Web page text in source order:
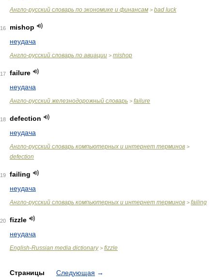
Англо-русский словарь по экономике и финансам > bad luck
16
mishop
неудача
Англо-русский словарь по авиации > mishop
17
failure
неудача
Англо-русский железнодорожный словарь > failure
18
defection
неудача
Англо-русский словарь компьютерных и интернет терминов >
defection
19
failing
неудача
Англо-русский словарь компьютерных и интернет терминов > failing
20
fizzle
неудача
English-Russian media dictionary> fizzle
Страницы Следующая →